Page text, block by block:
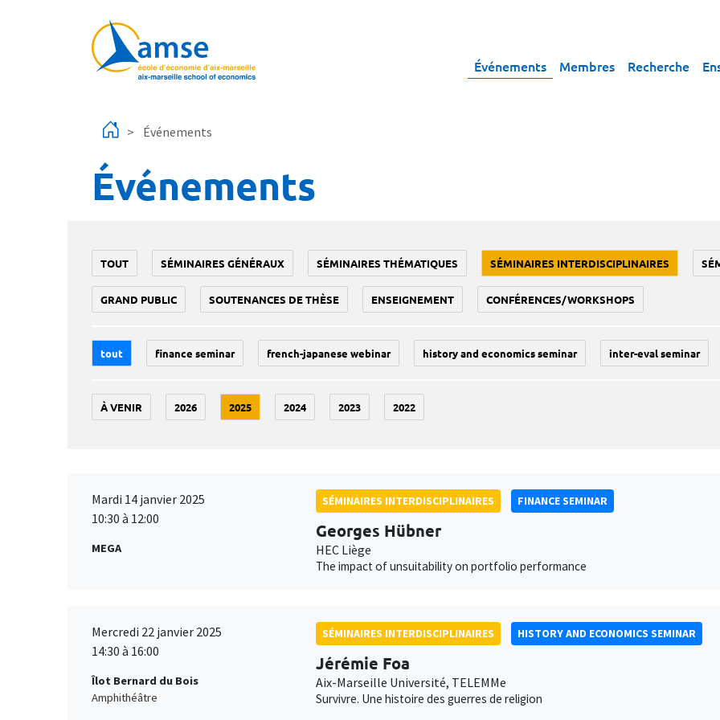
Événements Membres Recherche
Événements
Événements
TOUT SÉMINAIRES GÉNÉRAUX SÉMINAIRES THÉMATIQUES SÉMINAIRES INTERDISCIPLINAIRES
GRAND PUBLIC SOUTENANCES DE THÈSE ENSEIGNEMENT CONFÉRENCES/WORKSHOPS
tout finance seminar french-japanese webinar history and economics seminar inter-eval seminar
À VENIR 2026 2025 2024 2023 2022
Mardi 14 janvier 2025
10:30 à 12:00
MEGA
SÉMINAIRES INTERDISCIPLINAIRES FINANCE SEMINAR
Georges Hübner
HEC Liège
The impact of unsuitability on portfolio performance
Mercredi 22 janvier 2025
14:30 à 16:00
Îlot Bernard du Bois
Amphithéâtre
SÉMINAIRES INTERDISCIPLINAIRES HISTORY AND ECONOMICS SEMINAR
Jérémie Foa
Aix-Marseille Université, TELEMMe
Survivre. Une histoire des guerres de religion